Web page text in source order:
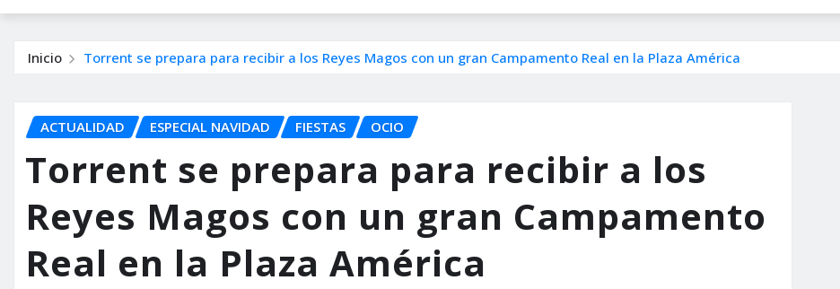
Inicio Torrent se prepara para recibir a los Reyes Magos con un gran Campamento Real en la Plaza América
ACTUALIDAD ESPECIAL NAVIDAD FIESTAS OCIO
Torrent se prepara para recibir a los
Reyes Magos con un gran Campamento
Real en la Plaza América